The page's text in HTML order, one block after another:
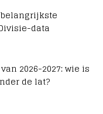
belangrijkste
data
2026-2027: wie is
de lat?